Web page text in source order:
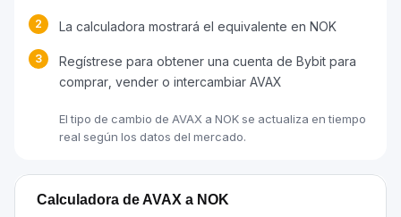
2 La calculadora mostrará el equivalente en NOK
3
Regístrese para obtener una cuenta de Bybit para
comprar, vender o intercambiar AVAX
El tipo de cambio de AVAX a NOK se actualiza en tiempo
real según los datos del mercado.
Calculadora de AVAX a NOK